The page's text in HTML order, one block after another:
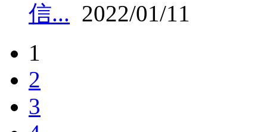
信... 2022/01/11
1
2
3